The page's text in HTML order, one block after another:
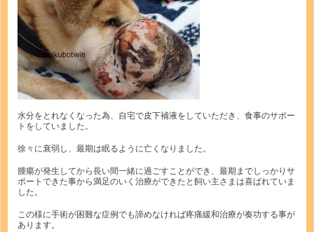
水分をとれなくなった為、自宅で皮下補液をしていただき、食事のサポー
トをしていました。
徐々に衰弱し、最期は眠るように亡くなりました。
腫瘍が発生してから長い間一緒に過ごすことができ、最期までしっかりサ
ポートできた事から満足のいく治療ができたと飼い主さまは喜ばれていま
した。
この様に手術が困難な症例でも諦めなければ疼痛緩和治療が奏功する事が
あります。